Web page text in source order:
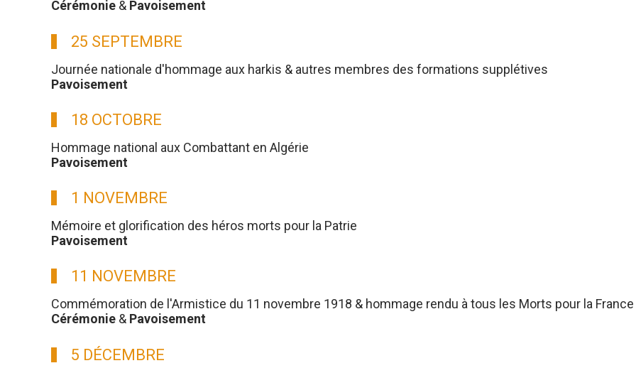
Cérémonie & Pavoisement
25 SEPTEMBRE
Journée nationale d'hommage aux harkis & autres membres des formations supplétives
Pavoisement
18 OCTOBRE
Hommage national aux Combattant en Algérie
Pavoisement
1 NOVEMBRE
Mémoire et glorification des héros morts pour la Patrie
Pavoisement
11 NOVEMBRE
Commémoration de l'Armistice du 11 novembre 1918 & hommage rendu à tous les Morts pour la France
Cérémonie & Pavoisement
5 DÉCEMBRE